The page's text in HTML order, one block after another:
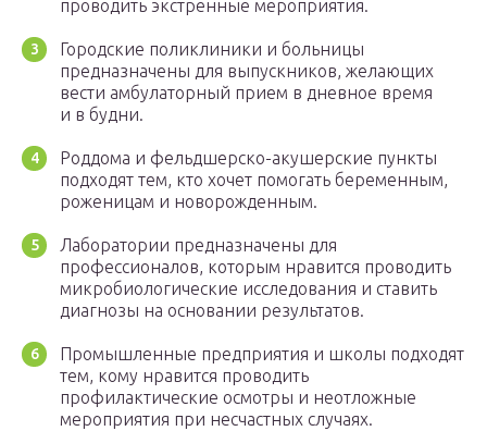
проводить экстренные мероприятия.
Городские поликлиники и больницы
предназначены для выпускников, желающих
вести амбулаторный прием в дневное время
и в будни.
Роддома и фельдшерско-акушерские пункты
подходят тем, кто хочет помогать беременным,
роженицам и новорожденным.
Лаборатории предназначены для
профессионалов, которым нравится проводить
микробиологические исследования и ставить
диагнозы на основании результатов.
Промышленные предприятия и школы подходят
тем, кому нравится проводить
профилактические осмотры и неотложные
мероприятия при несчастных случаях.